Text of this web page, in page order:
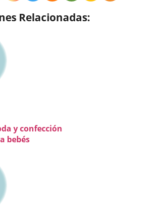
Relacionadas:
y confección
bebés